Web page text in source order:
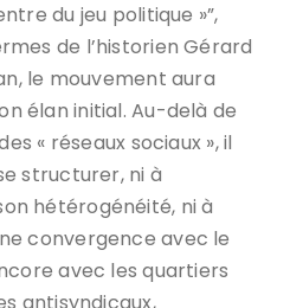
du jeu politique »”,
de l’historien Gérard
le mouvement aura
élan initial. Au-delà de
« réseaux sociaux », il
structurer, ni à
hétérogénéité, ni à
convergence avec le
avec les quartiers